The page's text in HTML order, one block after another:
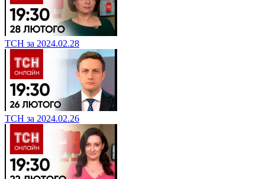
ТСН за 2024.02.28
ТСН за 2024.02.26